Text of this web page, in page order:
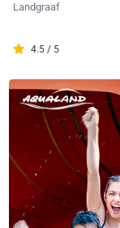
Landgraaf
4.5 / 5